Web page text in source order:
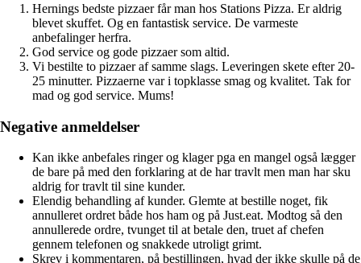
Hernings bedste pizzaer får man hos Stations Pizza. Er aldrig
blevet skuffet. Og en fantastisk service. De varmeste
anbefalinger herfra.
God service og gode pizzaer som altid.
Vi bestilte to pizzaer af samme slags. Leveringen skete efter 20-
25 minutter. Pizzaerne var i topklasse smag og kvalitet. Tak for
mad og god service. Mums!
Negative anmeldelser
Kan ikke anbefales ringer og klager pga en mangel også lægger
de bare på med den forklaring at de har travlt men man har sku
aldrig for travlt til sine kunder.
Elendig behandling af kunder. Glemte at bestille noget, fik
annulleret ordret både hos ham og på Just.eat. Modtog så den
annullerede ordre, tvunget til at betale den, truet af chefen
gennem telefonen og snakkede utroligt grimt.
Skrev i kommentaren, på bestillingen, hvad der ikke skulle på de